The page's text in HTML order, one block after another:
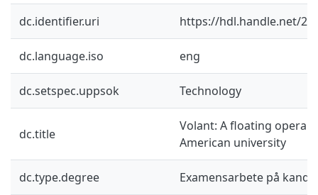
dc.identifier.uri https://hdl.handle.net/
dc.language.iso eng
dc.setspec.uppsok Technology
dc.title
Volant: A floating opera
American university
dc.type.degree Examensarbete på